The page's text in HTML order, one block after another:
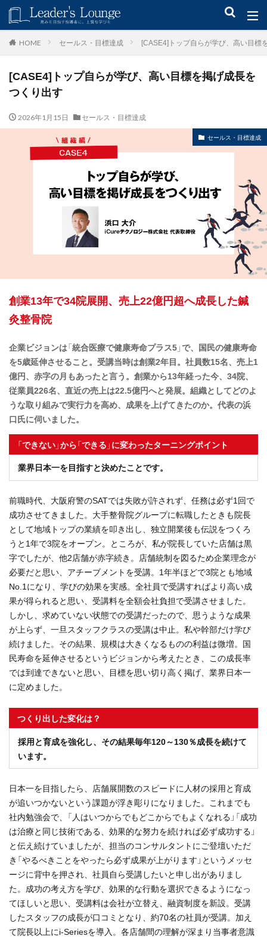
HOME セールス・目標達成 [CASE4]トップ自らが学び、高い目標
[CASE4]トップ自らが学び、高い目標を掲げ成長を
つくり出す
2026年1月15日 セールス・目標達成
セールス・目標達成
創業13年で34院展開、売上22億円超へ成長した鍼
灸整骨院
企業ビジョンは「統合医療で健康寿命プラス5」で、国民の健康寿命
を5歳延伸させること。受講当時は創業2年目。社員数15名、売上1
億円、赤字の月もあったと言う。創業から13年経った今、34院、
従業員226名、直近の売上は22.5億円へと発展。組織としてどのよ
うな取り組みで実行力を高め、成果を上げてきたのか。代表の浜
口氏に伺いました。
「できない」から「できる」に変わったターニングポイント
業界日本一を目指すと決めたことです。
前職時代、大阪府警のSATでは失敗が許されず、任務は必ず1回で
成功させてきました。大手整骨院グループに転職したときも院長
として地域トップの業績を叩き出し、独立開業後も伝説をつくろ
うと1年で3院をオープン。ところが、私が院長していた店舗は黒
字でしたが、他2店舗が赤字続き。店舗統制を図るため企業理念が
必要だと思い、アチーブメントを受講。1年半ほどで3院とも地域
No.1になり、学びの効果を実感。全社員で受講すればより高い成
果が得られると思い、受講料を全額会社負担で受講させました。
しかし、求めていない状態での受講だったので、思うような成果
が上らず、一旦スタッフクラスの受講は中止。私や幹部だけ学び
続けました。その結果、規模は大きくなるものの利益は微増。国
民寿命を延伸させるというビジョンから考えたとき、この成長率
では到達できないと思い、目標を思い切り高く掲げ、業界日本一
に定めました。
つくり出した変化は？
採用と育成を強化し、その結果毎年120～130％成長を続けて
います。
日本一を目指したら、店舗展開数のスピードに人材の採用と育成
が追いつかないという課題が浮き彫りになりました。これまでも
社内勉強会で、「人はいつからでもどこからでもよくなれる」「成功
は治療と同じ技術である、効果的な努力を続ければ必ず成功する」
と伝え続けていましたが、担当のコンサルタントにご登壇いただ
き「やるべきことをやったら必ず成果が上がります」というメッセ
ージに背中を押され、社員自ら受講したいと申し出がありまし
た。成功の考え方を学び、効果的な行動を選択できるようになっ
てほしいと思い、受講料は会社が立替え、融資制度を新設。受講
したスタッフの成長が口コミとなり、約70名の社員が受講。加え
て院長以上にi‐Seriesを導入。各店舗間の理解が深まり当事者意識
キーワード
青木仁志 モチベーションアップ 後継者育成 事業承継
新規事業
カテゴリー
組織力 目標設定 社会貢献
事業戦略
自己管理 日本青年会議所